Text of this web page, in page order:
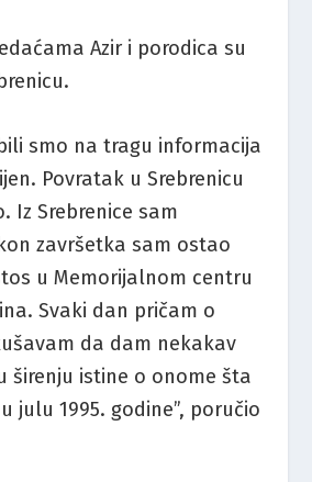
Azir i porodica su
smo na tragu informacija
Povratak u Srebrenicu
Iz Srebrenice sam
završetka sam ostao
u Memorijalnom centru
Svaki dan pričam o
da dam nekakav
širenju istine o onome šta
julu 1995. godine”, poručio